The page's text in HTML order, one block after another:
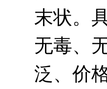
末状。
无毒、
泛、价